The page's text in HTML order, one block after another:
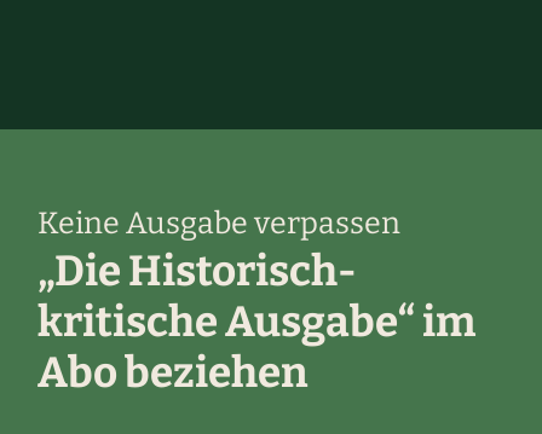
Keine Ausgabe verpassen
„Die Historisch-
kritische Ausgabe“ im
Abo beziehen